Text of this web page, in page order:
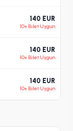
140 EUR
10+ Bilet Uygun
140 EUR
10+ Bilet Uygun
140 EUR
10+ Bilet Uygun